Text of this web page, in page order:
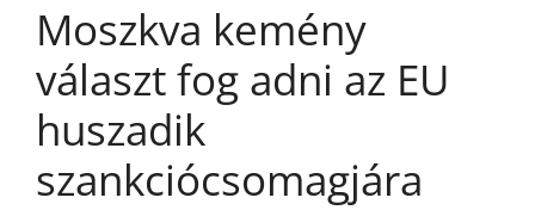
Moszkva kemény
választ fog adni az EU
huszadik
szankciócsomagjára